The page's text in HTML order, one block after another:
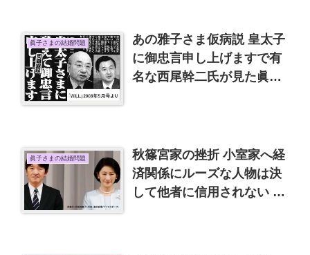
眞子さまの結婚問題
あの雅子さま仮病説 皇太子
に御忠言申し上げますで有
名な西尾幹二氏が見た眞子
眞子さまの結婚問題
秋篠宮家の挫折 小室家へ経
済関係にルーズな人物は決
して他者に信用されない 文